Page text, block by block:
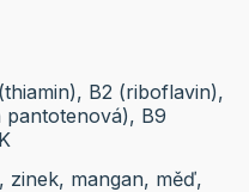
B2 (riboflavin),
pantotenová), B9
zinek, mangan, měď,